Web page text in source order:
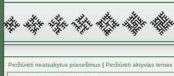
Peržiūrėti neatsakytus pranešimus | Peržiūrėti aktyvias temas